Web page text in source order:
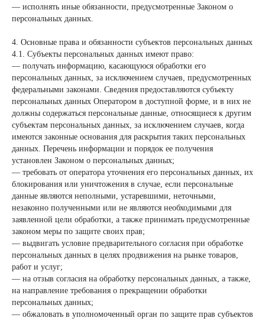
— исполнять иные обязанности, предусмотренные Законом о
персональных данных.
4. Основные права и обязанности субъектов персональных данных
4.1. Субъекты персональных данных имеют право:
— получать информацию, касающуюся обработки его
персональных данных, за исключением случаев, предусмотренных
федеральными законами. Сведения предоставляются субъекту
персональных данных Оператором в доступной форме, и в них не
должны содержаться персональные данные, относящиеся к другим
субъектам персональных данных, за исключением случаев, когда
имеются законные основания для раскрытия таких персональных
данных. Перечень информации и порядок ее получения
установлен Законом о персональных данных;
— требовать от оператора уточнения его персональных данных, их
блокирования или уничтожения в случае, если персональные
данные являются неполными, устаревшими, неточными,
незаконно полученными или не являются необходимыми для
заявленной цели обработки, а также принимать предусмотренные
законом меры по защите своих прав;
— выдвигать условие предварительного согласия при обработке
персональных данных в целях продвижения на рынке товаров,
работ и услуг;
— на отзыв согласия на обработку персональных данных, а также,
на направление требования о прекращении обработки
персональных данных;
— обжаловать в уполномоченный орган по защите прав субъектов